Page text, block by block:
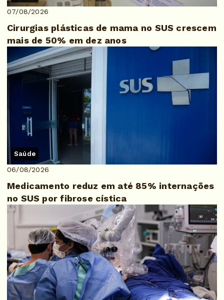
07/08/2026
Cirurgias plásticas de mama no SUS crescem
mais de 50% em dez anos
Saúde
06/08/2026
Medicamento reduz em até 85% internações
no SUS por fibrose cística